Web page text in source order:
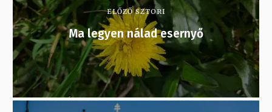
ELŐZŐ SZTORI
Ma legyen nálad esernyő